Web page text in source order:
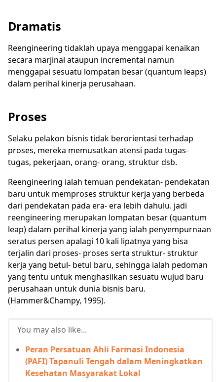
Dramatis
Reengineering tidaklah upaya menggapai kenaikan
secara marjinal ataupun incremental namun
menggapai sesuatu lompatan besar (quantum leaps)
dalam perihal kinerja perusahaan.
Proses
Selaku pelakon bisnis tidak berorientasi terhadap
proses, mereka memusatkan atensi pada tugas-
tugas, pekerjaan, orang- orang, struktur dsb.
Reengineering ialah temuan pendekatan- pendekatan
baru untuk memproses struktur kerja yang berbeda
dari pendekatan pada era- era lebih dahulu. jadi
reengineering merupakan lompatan besar (quantum
leap) dalam perihal kinerja yang ialah penyempurnaan
seratus persen apalagi 10 kali lipatnya yang bisa
terjalin dari proses- proses serta struktur- struktur
kerja yang betul- betul baru, sehingga ialah pedoman
yang tentu untuk menghasilkan sesuatu wujud baru
perusahaan untuk dunia bisnis baru.
(Hammer&Champy, 1995).
You may also like...
Peran Persatuan Ahli Farmasi Indonesia
(PAFI) Tapanuli Tengah dalam Meningkatkan
Kesehatan Masyarakat Lokal